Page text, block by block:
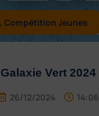
, Compétition Jeunes
Galaxie Vert 2024
26/12/2024 14:06